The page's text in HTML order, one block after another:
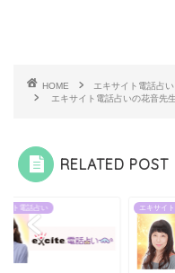
HOME
エキサイト電話占い
エキサイト電話占いの花音先
RELATED POST
イト電話占い エキサイ